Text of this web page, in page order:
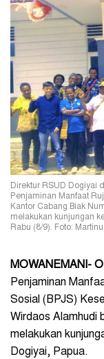
Direktur RSUD Dogiyai
Penjaminan Manfaat
Kantor Cabang Biak
melakukan kunjungan
Rabu (8/9). Foto:
MOWANEMANI-
Penjaminan
Sosial (BPJS)
Wirdaos Alamhudi
melakukan
Dogiyai, Papua.